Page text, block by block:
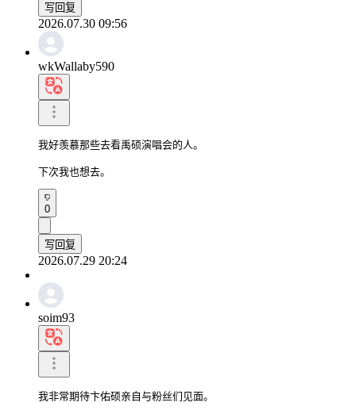
写回复
2026.07.30 09:56
wkWallaby590
我好羡慕那些去看禹硕演唱会的人。
下次我也想去。
0
写回复
2026.07.29 20:24
soim93
我非常期待卞佑硕亲自与粉丝们见面。